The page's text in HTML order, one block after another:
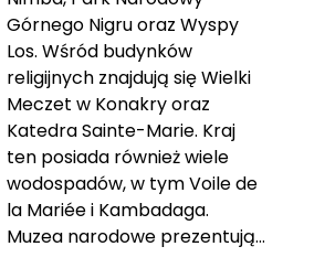
Górnego Nigru oraz Wyspy
Los. Wśród budynków
religijnych znajdują się Wielki
Meczet w Konakry oraz
Katedra Sainte-Marie. Kraj
ten posiada również wiele
wodospadów, w tym Voile de
la Mariée i Kambadaga.
Muzea narodowe prezentują...